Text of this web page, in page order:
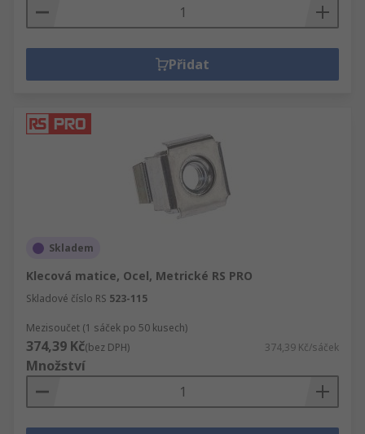
Přidat
Skladem
Klecová matice, Ocel, Metrické RS PRO
Skladové číslo RS 523-115
Mezisoučet (1 sáček po 50 kusech)
374,39 Kč(bez DPH) 374,39 Kč/sáček
Množství